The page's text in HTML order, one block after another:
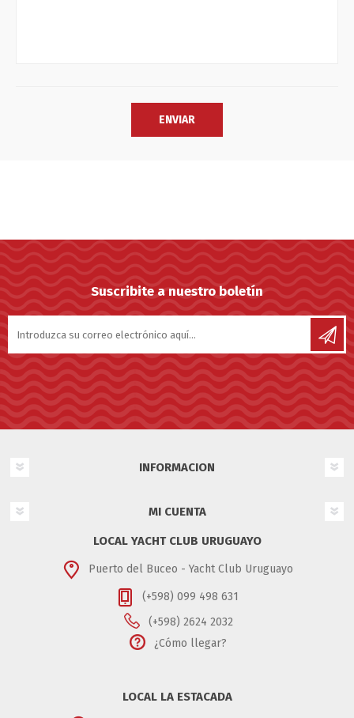
Suscribite a nuestro boletín
INFORMACION
MI CUENTA
LOCAL YACHT CLUB URUGUAYO
Puerto del Buceo - Yacht Club Uruguayo
(+598) 099 498 631
(+598) 2624 2032
¿Cómo llegar?
LOCAL LA ESTACADA